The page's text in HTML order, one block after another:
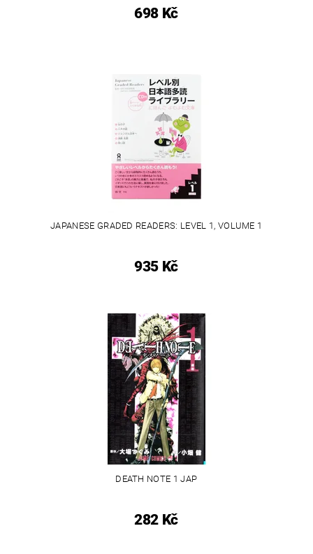
698 Kč
JAPANESE GRADED READERS: LEVEL 1, VOLUME 1
935 Kč
DEATH NOTE 1 JAP
282 Kč